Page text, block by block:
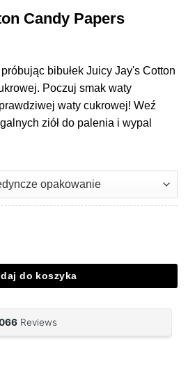
Candy Papers
bibułek Juicy Jay's Cotton
Poczuj smak waty
waty cukrowej! Weź
ziół do palenia i wypal
Papers
do koszyka